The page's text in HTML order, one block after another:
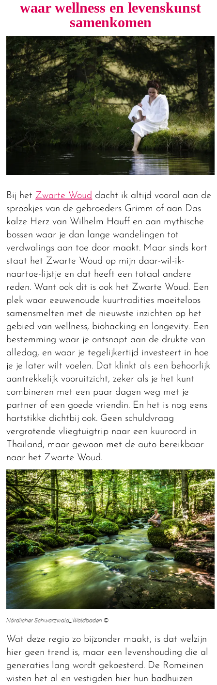
waar wellness en levenskunst
samenkomen
Bij het Zwarte Woud dacht ik altijd vooral aan de
sprookjes van de gebroeders Grimm of aan Das
kalze Herz van Wilhelm Hauff en aan mythische
bossen waar je dan lange wandelingen tot
verdwalings aan toe door maakt. Maar sinds kort
staat het Zwarte Woud op mijn daar-wil-ik-
naartoe-lijstje en dat heeft een totaal andere
reden. Want ook dit is ook het Zwarte Woud. Een
plek waar eeuwenoude kuurtradities moeiteloos
samensmelten met de nieuwste inzichten op het
gebied van wellness, biohacking en longevity. Een
bestemming waar je ontsnapt aan de drukte van
alledag, en waar je tegelijkertijd investeert in hoe
je je later wilt voelen. Dat klinkt als een behoorlijk
aantrekkelijk vooruitzicht, zeker als je het kunt
combineren met een paar dagen weg met je
partner of een goede vriendin. En het is nog eens
hartstikke dichtbij ook. Geen schuldvraag
vergrotende vliegtuigtrip naar een kuuroord in
Thailand, maar gewoon met de auto bereikbaar
naar het Zwarte Woud.
Nördlicher Schwarzwald_Waldbaden ©
Wat deze regio zo bijzonder maakt, is dat welzijn
hier geen trend is, maar een levenshouding die al
generaties lang wordt gekoesterd. De Romeinen
wisten het al en vestigden hier hun badhuizen